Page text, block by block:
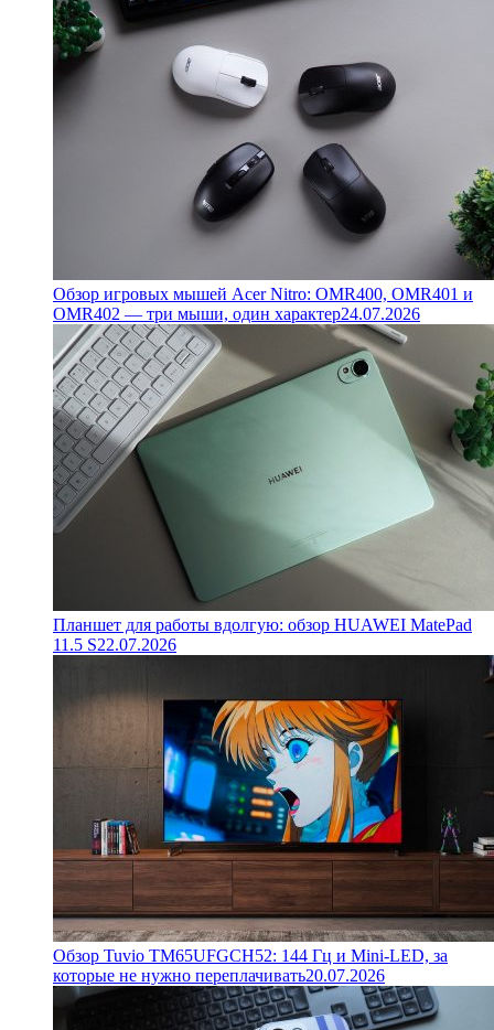
Обзор игровых мышей Acer Nitro: OMR400, OMR401 и
OMR402 — три мыши, один характер24.07.2026
Планшет для работы вдолгую: обзор HUAWEI MatePad
11.5 S22.07.2026
Обзор Tuvio TM65UFGCH52: 144 Гц и Mini-LED, за
которые не нужно переплачивать20.07.2026